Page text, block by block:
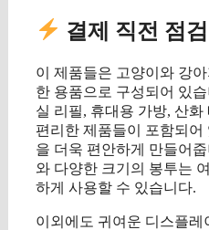
결제 직전 점
이 제품들은 고양이와 강
한 용품으로 구성되어 있
실 리필, 휴대용 가방, 산
편리한 제품들이 포함되
을 더욱 편안하게 만들어
와 다양한 크기의 봉투는
하게 사용할 수 있습니다.
이외에도 귀여운 디스플레